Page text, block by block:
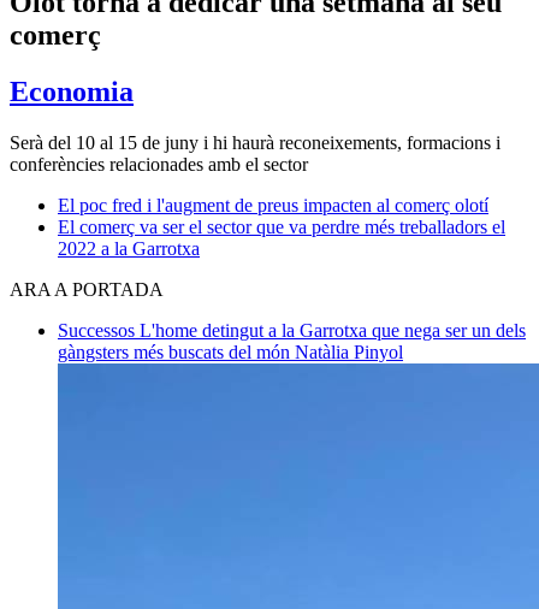
comerç
Economia
Serà del 10 al 15 de juny i hi haurà reconeixements, formacions i
conferències relacionades amb el sector
​El poc fred i l'augment de preus impacten al comerç olotí
​El comerç va ser el sector que va perdre més treballadors el
2022 a la Garrotxa
ARA A PORTADA
Successos L'home detingut a la Garrotxa que nega ser un dels
gàngsters més buscats del món Natàlia Pinyol